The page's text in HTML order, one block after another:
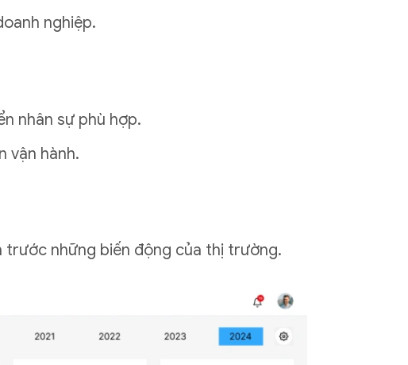
nghiệp.
nhân sự phù hợp.
vận hành.
trước những biến động của thị trường.